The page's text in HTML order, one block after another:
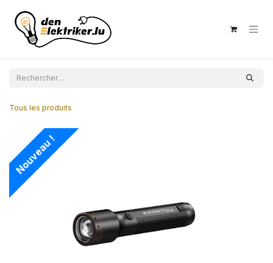
Tous les produits
Nouveau !